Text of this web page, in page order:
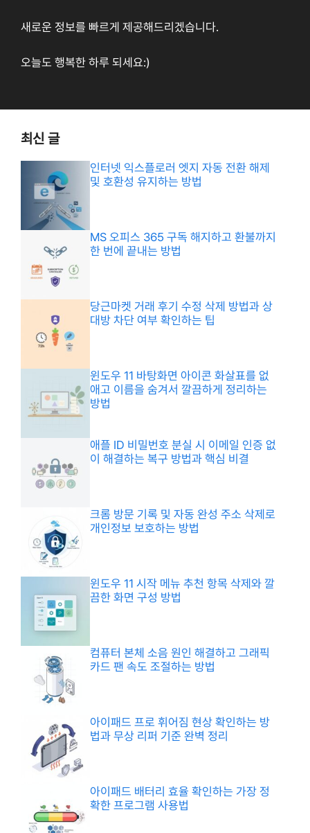
새로운 정보를 빠르게 제공해드리겠습니다.
오늘도 행복한 하루 되세요:)
최신 글
인터넷 익스플로러 엣지 자동 전환 해제
및 호환성 유지하는 방법
MS 오피스 365 구독 해지하고 환불까지
한 번에 끝내는 방법
당근마켓 거래 후기 수정 삭제 방법과 상
대방 차단 여부 확인하는 팁
윈도우 11 바탕화면 아이콘 화살표를 없
애고 이름을 숨겨서 깔끔하게 정리하는
방법
애플 ID 비밀번호 분실 시 이메일 인증 없
이 해결하는 복구 방법과 핵심 비결
크롬 방문 기록 및 자동 완성 주소 삭제로
개인정보 보호하는 방법
윈도우 11 시작 메뉴 추천 항목 삭제와 깔
끔한 화면 구성 방법
컴퓨터 본체 소음 원인 해결하고 그래픽
카드 팬 속도 조절하는 방법
아이패드 프로 휘어짐 현상 확인하는 방
법과 무상 리퍼 기준 완벽 정리
아이패드 배터리 효율 확인하는 가장 정
확한 프로그램 사용법